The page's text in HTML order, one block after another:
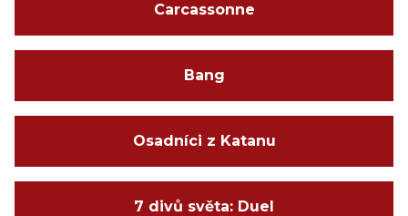
Carcassonne
Bang
Osadníci z Katanu
7 divů světa: Duel